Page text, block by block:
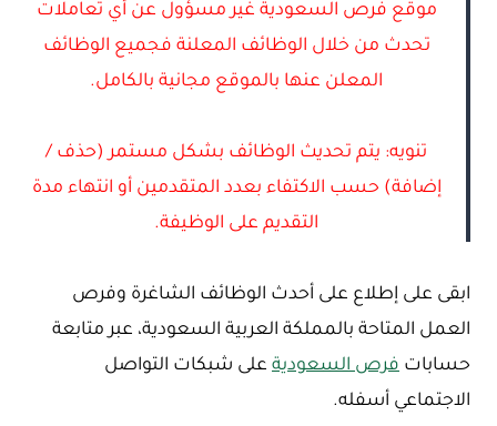
موقع فرص السعودية غير مسؤول عن أي تعاملات
تحدث من خلال الوظائف المعلنة فجميع الوظائف
المعلن عنها بالموقع مجانية بالكامل.
تنويه: يتم تحديث الوظائف بشكل مستمر (حذف /
إضافة) حسب الاكتفاء بعدد المتقدمين أو انتهاء مدة
التقديم على الوظيفة.
ابقى على إطلاع على أحدث الوظائف الشاغرة وفرص
العمل المتاحة بالمملكة العربية السعودية، عبر متابعة
حسابات فرص السعودية على شبكات التواصل
الاجتماعي أسفله.